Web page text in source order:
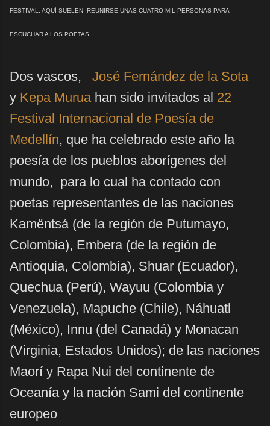
FESTIVAL. AQUÍ SUELEN REUNIRSE UNAS CUATRO MIL PERSONAS PARA
ESCUCHAR A LOS POETAS
Dos vascos, José Fernández de la Sota
y Kepa Muruahan sido invitados al 22
Festival Internacional de Poesía de
Medellín, que ha celebrado este año la
poesía de los pueblos aborígenes del
mundo, para lo cual ha contado con
poetas representantes de las naciones
Kamëntsá (de la región de Putumayo,
Colombia), Embera (de la región de
Antioquia, Colombia), Shuar (Ecuador),
Quechua (Perú), Wayuu (Colombia y
Venezuela), Mapuche (Chile), Náhuatl
(México), Innu (del Canadá) y Monacan
(Virginia, Estados Unidos); de las naciones
Maorí y Rapa Nui del continente de
Oceanía y la nación Sami del continente
europeo